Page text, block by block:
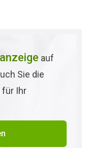
auf
Sie die
für Ihr